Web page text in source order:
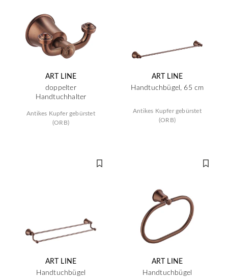
ART LINE
doppelter
Handtuchhalter
Antikes Kupfer gebürstet
(ORB)
ART LINE
Handtuchbügel, 65 cm
Antikes Kupfer gebürstet
(ORB)
ART LINE
Handtuchbügel
ART LINE
Handtuchbügel